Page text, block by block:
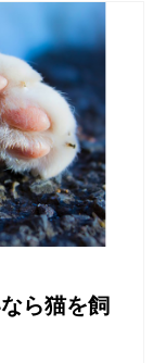
ら猫を飼